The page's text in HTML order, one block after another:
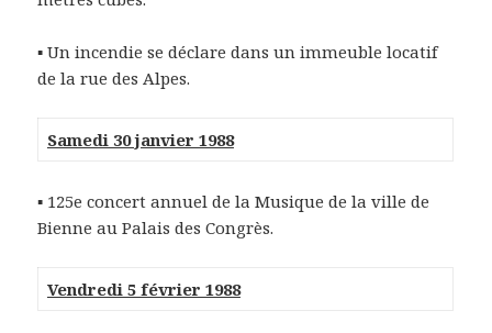
▪ Un incendie se déclare dans un immeuble locatif
de la rue des Alpes.
Samedi 30 janvier 1988
▪ 125e concert annuel de la Musique de la ville de
Bienne au Palais des Congrès.
Vendredi 5 février 1988